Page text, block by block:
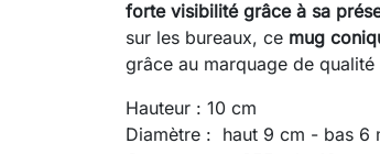
forte visibilité grâce à sa
sur les bureaux, ce mug
grâce au marquage de
Hauteur : 10 cm
Diamètre : haut 9 cm - bas 6